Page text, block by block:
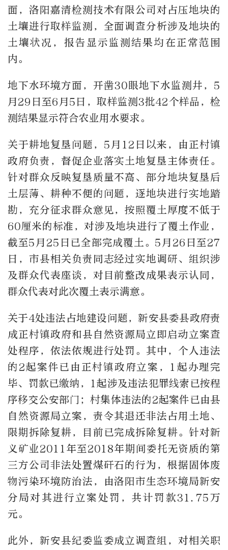
面，洛阳嘉清检测技术有限公司对占压地块的
土壤进行取样监测，全面调查分析涉及地块的
土壤状况，报告显示监测结果均在正常范围
内。
地下水环境方面，开凿30眼地下水监测井，5
月29日至6月5日，取样监测3批42个样品，检
测结果显示符合农业用水要求。
关于耕地复垦问题，5月12日以来，由正村镇
政府负责，督促企业落实土地复垦主体责任。
针对群众反映复垦质量不高、部分地块复垦后
土层薄、耕种不便的问题，逐地块进行实地踏
勘，充分征求群众意见，按照覆土厚度不低于
60厘米的标准，对涉及地块进行了覆土作业，
截至5月25日已全部完成覆土。5月26日至27
日，市县相关负责同志经过实地调研、组织涉
及群众代表座谈，对目前整改成果表示认同，
群众代表对此次覆土表示满意。
关于4处违法占地建设问题，新安县委县政府责
成正村镇政府和县自然资源局立即启动立案查
处程序，依法依规进行处罚。其中，个人违法
的2起案件已由正村镇政府立案，1起办理完
毕、罚款已缴纳，1起涉及违法犯罪线索已按程
序移交公安部门；村集体违法的2起案件已由县
自然资源局立案，责令其退还非法占用土地、
限期拆除复耕，目前已完成拆除复耕。针对新
义矿业2011年至2018年期间委托无资质的第
三方公司非法处置煤矸石的行为，根据固体废
物污染环境防治法，由洛阳市生态环境局新安
分局对其进行立案处罚，共计罚款31.75万
元。
此外，新安县纪委监委成立调查组，对相关职